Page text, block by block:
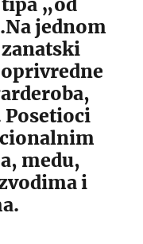
jednom
medu,
i